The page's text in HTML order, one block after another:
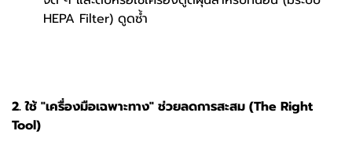
HEPA Filter) ดูดซ้ำ
2. ใช้ "เครื่องมือเฉพาะทาง" ช่วยลดการสะสม (The Right
Tool)